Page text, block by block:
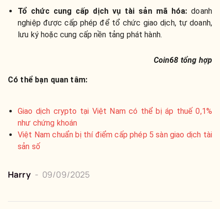
Tổ chức cung cấp dịch vụ tài sản mã hóa: doanh
nghiệp được cấp phép để tổ chức giao dịch, tự doanh,
lưu ký hoặc cung cấp nền tảng phát hành.
Coin68 tổng hợp
Có thể bạn quan tâm:
Giao dịch crypto tại Việt Nam có thể bị áp thuế 0,1%
như chứng khoán
Việt Nam chuẩn bị thí điểm cấp phép 5 sàn giao dịch tài
sản số
Harry - 09/09/2025